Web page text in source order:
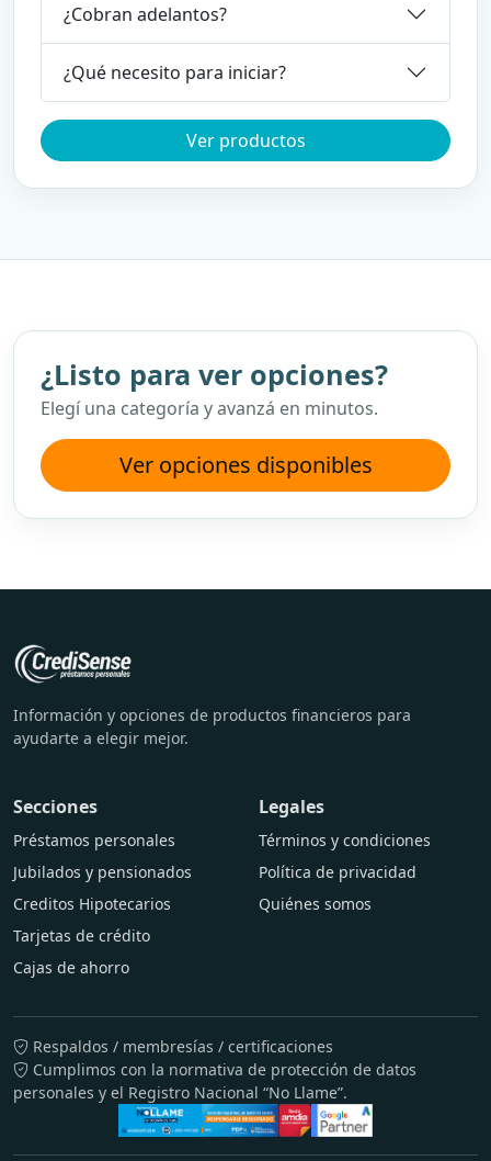
¿Cobran adelantos?
¿Qué necesito para iniciar?
Ver productos
¿Listo para ver opciones?
Elegí una categoría y avanzá en minutos.
Ver opciones disponibles
Información y opciones de productos financieros para
ayudarte a elegir mejor.
Secciones
Préstamos personales
Jubilados y pensionados
Creditos Hipotecarios
Tarjetas de crédito
Cajas de ahorro
Legales
Términos y condiciones
Política de privacidad
Quiénes somos
Respaldos / membresías / certificaciones
Cumplimos con la normativa de protección de datos
personales y el Registro Nacional “No Llame”.